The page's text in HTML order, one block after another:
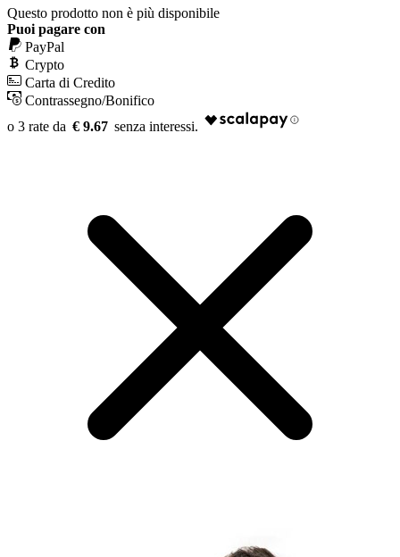
Questo prodotto non è più disponibile
Puoi pagare con
PayPal
Crypto
Carta di Credito
Contrassegno/Bonifico
€ 9.67